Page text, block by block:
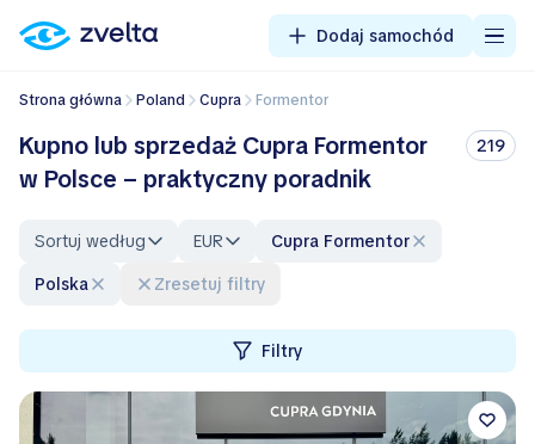
Dodaj samochód
Strona główna Poland Cupra Formentor
Kupno lub sprzedaż Cupra Formentor
w Polsce – praktyczny poradnik
219
Sortuj według EUR
Cupra Formentor
Polska
Zresetuj filtry
Filtry